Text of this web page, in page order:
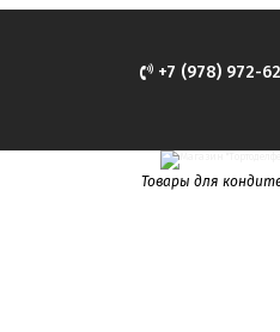
+7 (978) 972-
Товары для